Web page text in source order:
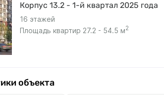
Корпус 13.2 - 1-й квартал 2025 года
16 этажей
Площадь квартир 27.2 - 54.5 м2
объекта